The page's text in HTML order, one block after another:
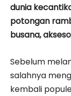
dunia
potongan
busana,
Sebelum
salahnya
kembali